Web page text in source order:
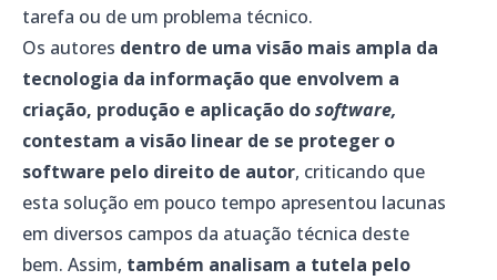
tarefa ou de um problema técnico.
Os autores dentro de uma visão mais ampla da
tecnologia da informação que envolvem a
criação, produção e aplicação dosoftware,
contestam a visão linear de se proteger o
software pelo direito de autor, criticando que
esta solução em pouco tempo apresentou lacunas
em diversos campos da atuação técnica deste
bem. Assim, também analisam a tutela pelo